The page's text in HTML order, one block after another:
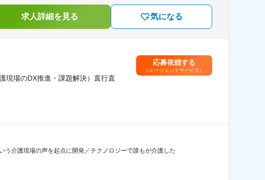
求人詳細を見る 気になる
現場のDX推進・課題解決）直行直
応募依頼する
（エージェントサービス）
う介護現場の声を起点に開発／テクノロジーで誰もが介護した